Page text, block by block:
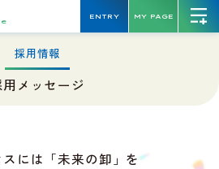
ENTRY MY PAGE
採用情報
メッセージ
スには「未来の卸」を